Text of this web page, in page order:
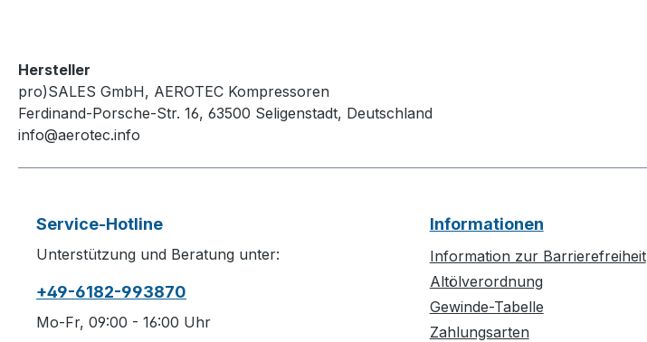
Hersteller
pro)SALES GmbH, AEROTEC Kompressoren
Ferdinand-Porsche-Str. 16, 63500 Seligenstadt, Deutschland
info@aerotec.info
Service-Hotline
Unterstützung und Beratung unter:
+49-6182-993870
Mo-Fr, 09:00 - 16:00 Uhr
Informationen
Information zur Barrierefreiheit
Altölverordnung
Gewinde-Tabelle
Zahlungsarten